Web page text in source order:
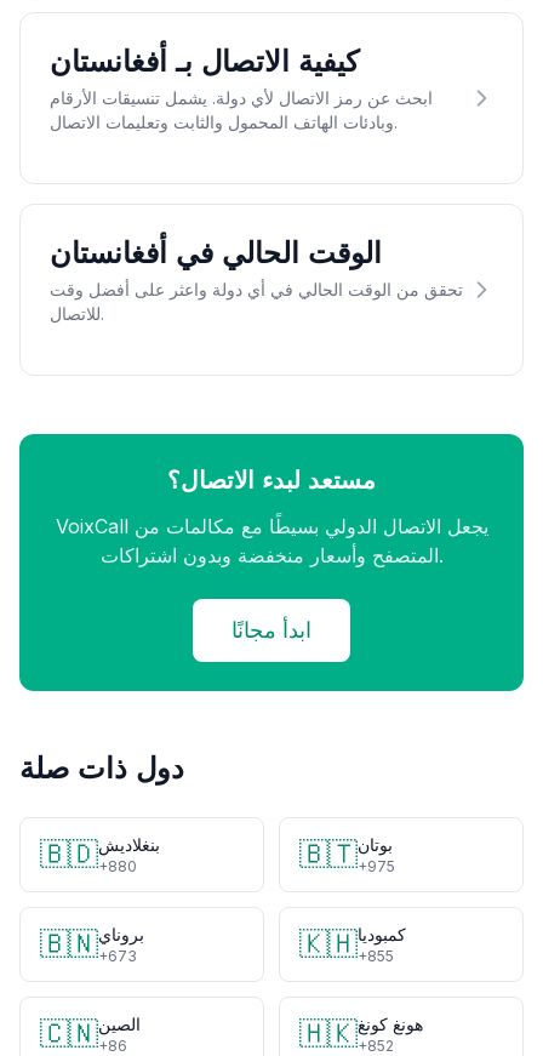
كيفية الاتصال بـ أفغانستان
ابحث عن رمز الاتصال لأي دولة. يشمل تنسيقات الأرقام
وبادئات الهاتف المحمول والثابت وتعليمات الاتصال.
الوقت الحالي في أفغانستان
تحقق من الوقت الحالي في أي دولة واعثر على أفضل وقت
للاتصال.
مستعد لبدء الاتصال؟
VoixCall يجعل الاتصال الدولي بسيطًا مع مكالمات من
المتصفح وأسعار منخفضة وبدون اشتراكات.
ابدأ مجانًا
دول ذات صلة
🇧🇩بنغلاديش
+880 🇧🇹بوتان
+975
🇧🇳بروناي
+673 🇰🇭كمبوديا
+855
🇨🇳الصين
+86 🇭🇰هونغ كونغ
+852